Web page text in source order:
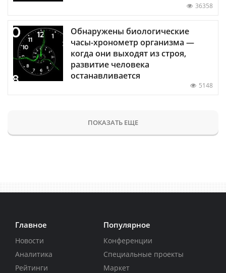
36358
Обнаружены биологические
часы-хронометр организма —
когда они выходят из строя,
развитие человека
останавливается
5148
ПОКАЗАТЬ ЕЩЕ
Главное
Новости
Аналитика
Рейтинги
Популярное
Конференции
Специальные проекты
Маркет